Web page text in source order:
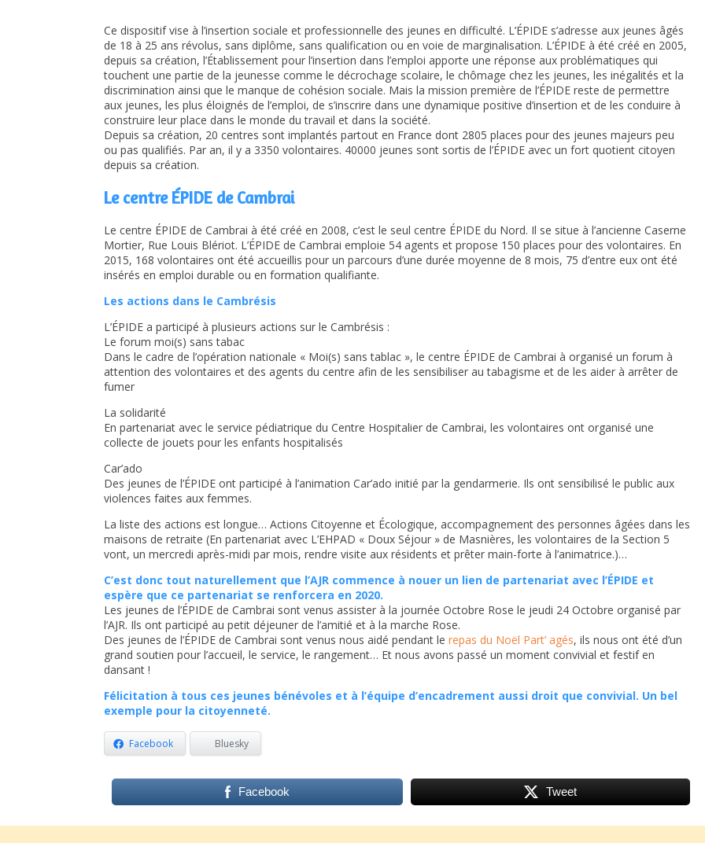
Ce dispositif vise à l’insertion sociale et professionnelle des jeunes en difficulté. L’ÉPIDE s’adresse aux jeunes âgés
de 18 à 25 ans révolus, sans diplôme, sans qualification ou en voie de marginalisation. L’ÉPIDE à été créé en 2005,
depuis sa création, l’Établissement pour l’insertion dans l’emploi apporte une réponse aux problématiques qui
touchent une partie de la jeunesse comme le décrochage scolaire, le chômage chez les jeunes, les inégalités et la
discrimination ainsi que le manque de cohésion sociale. Mais la mission première de l’ÉPIDE reste de permettre
aux jeunes, les plus éloignés de l’emploi, de s’inscrire dans une dynamique positive d’insertion et de les conduire à
construire leur place dans le monde du travail et dans la société.
Depuis sa création, 20 centres sont implantés partout en France dont 2805 places pour des jeunes majeurs peu
ou pas qualifiés. Par an, il y a 3350 volontaires. 40000 jeunes sont sortis de l’ÉPIDE avec un fort quotient citoyen
depuis sa création.
Le centre ÉPIDE de Cambrai
Le centre ÉPIDE de Cambrai à été créé en 2008, c’est le seul centre ÉPIDE du Nord. Il se situe à l’ancienne Caserne
Mortier, Rue Louis Blériot. L’ÉPIDE de Cambrai emploie 54 agents et propose 150 places pour des volontaires. En
2015, 168 volontaires ont été accueillis pour un parcours d’une durée moyenne de 8 mois, 75 d’entre eux ont été
insérés en emploi durable ou en formation qualifiante.
Les actions dans le Cambrésis
L’ÉPIDE a participé à plusieurs actions sur le Cambrésis :
Le forum moi(s) sans tabac
Dans le cadre de l’opération nationale « Moi(s) sans tablac », le centre ÉPIDE de Cambrai à organisé un forum à
attention des volontaires et des agents du centre afin de les sensibiliser au tabagisme et de les aider à arrêter de
fumer
La solidarité
En partenariat avec le service pédiatrique du Centre Hospitalier de Cambrai, les volontaires ont organisé une
collecte de jouets pour les enfants hospitalisés
Car’ado
Des jeunes de l’ÉPIDE ont participé à l’animation Car’ado initié par la gendarmerie. Ils ont sensibilisé le public aux
violences faites aux femmes.
La liste des actions est longue… Actions Citoyenne et Écologique, accompagnement des personnes âgées dans les
maisons de retraite (En partenariat avec L’EHPAD « Doux Séjour » de Masnières, les volontaires de la Section 5
vont, un mercredi après-midi par mois, rendre visite aux résidents et prêter main-forte à l’animatrice.)…
C’est donc tout naturellement que l’AJR commence à nouer un lien de partenariat avec l’ÉPIDE et
espère que ce partenariat se renforcera en 2020.
Les jeunes de l’ÉPIDE de Cambrai sont venus assister à la journée Octobre Rose le jeudi 24 Octobre organisé par
l’AJR. Ils ont participé au petit déjeuner de l’amitié et à la marche Rose.
Des jeunes de l’ÉPIDE de Cambrai sont venus nous aidé pendant le repas du Noël Part’ agés, ils nous ont été d’un
grand soutien pour l’accueil, le service, le rangement… Et nous avons passé un moment convivial et festif en
dansant !
Félicitation à tous ces jeunes bénévoles et à l’équipe d’encadrement aussi droit que convivial. Un bel
exemple pour la citoyenneté.
Facebook Bluesky
Facebook Tweet